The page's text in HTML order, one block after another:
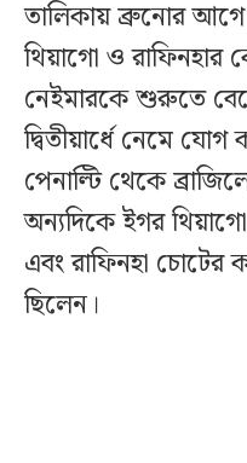
তালিকায় ব্রুনোর
থিয়াগো ও রাফিনহার
নেইমারকে শুরুতে
দ্বিতীয়ার্ধে নেমে
পেনাল্টি থেকে
অন্যদিকে ইগর
এবং রাফিনহা চোটের
ছিলেন।